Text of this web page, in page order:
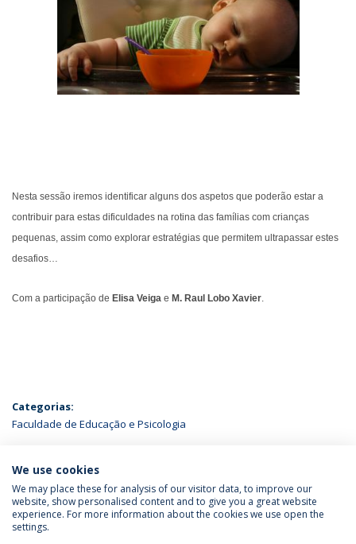
Nesta sessão iremos identificar alguns dos aspetos que poderão estar a
contribuir para estas dificuldades na rotina das famílias com crianças
pequenas, assim como explorar estratégias que permitem ultrapassar estes
desafios…
Com a participação de Elisa Veiga e M. Raul Lobo Xavier.
Categorias:
Faculdade de Educação e Psicologia
ÚLTIMAS NOTÍCIAS
Política de Privacidade
Termos & Condições
We use cookies
We may place these for analysis of our visitor data, to improve our
website, show personalised content and to give you a great website
experience. For more information about the cookies we use open the
settings.